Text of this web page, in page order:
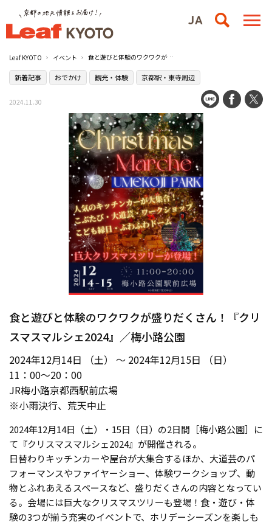
Leaf KYOTO イベント 食と遊びと体験のワクワクが盛りだくさん！『クリスマスマルシェ2024』／梅小路公園
新着記事 おでかけ 観光・体験 京都駅・東寺周辺
2024.11.30
食と遊びと体験のワクワクが盛りだくさん！『クリ
スマスマルシェ2024』／梅小路公園
2024年12月14日 （土） ～ 2024年12月15日 （日）
11：00〜20：00
JR梅小路京都西駅前広場
※小雨決行、荒天中止
2024年12月14日（土）・15日（日）の2日間［梅小路公園］に
て『クリスマスマルシェ2024』が開催される。
日替わりキッチンカーや屋台が大集合するほか、大道芸のパ
フォーマンスやファイヤーショー、体験ワークショップ、動
物とふれあえるスペースなど、盛りだくさんの内容となってい
る。会場には巨大なクリスマスツリーも登場！食・遊び・体
験の3つが揃う充実のイベントで、ホリデーシーズンを楽しも